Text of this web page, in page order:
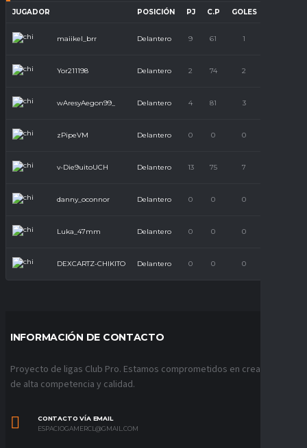
JUGADOR POSICIÓN PJ C.P GOLES
maiikel_brr Delantero 9 61 1
Yor211198 Delantero 2 74 2
wAresyAegon99_ Delantero 4 81 3
zPipeVM Delantero 0 0 0
v-Die9uitoUCH Delantero 13 75 7
danny_oconnor Delantero 0 0 0
Luka_47mm Delantero 0 0 0
DEXCARTZ-CHIKITO Delantero 0 0 0
INFORMACIÓN DE CONTACTO
Proyecto de ligas Club Pro. Estamos comprometidos en crear ligas
de alta competencia y calidad.
CONTACTO VÍA EMAIL
ESPACIOGAMERCL@GMAIL.COM